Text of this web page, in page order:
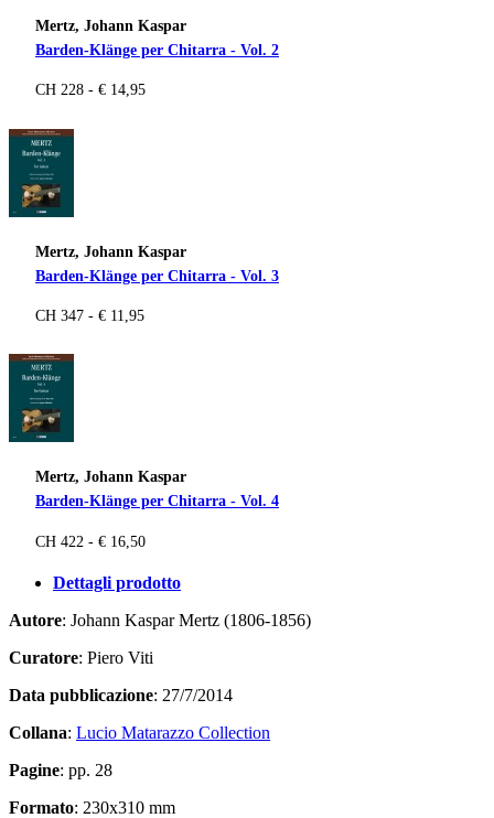
Mertz, Johann Kaspar
Barden-Klänge per Chitarra - Vol. 2
CH 228 - € 14,95
Mertz, Johann Kaspar
Barden-Klänge per Chitarra - Vol. 3
CH 347 - € 11,95
Mertz, Johann Kaspar
Barden-Klänge per Chitarra - Vol. 4
CH 422 - € 16,50
Dettagli prodotto
Autore: Johann Kaspar Mertz (1806-1856)
Curatore: Piero Viti
Data pubblicazione: 27/7/2014
Collana: Lucio Matarazzo Collection
Pagine: pp. 28
Formato: 230x310 mm